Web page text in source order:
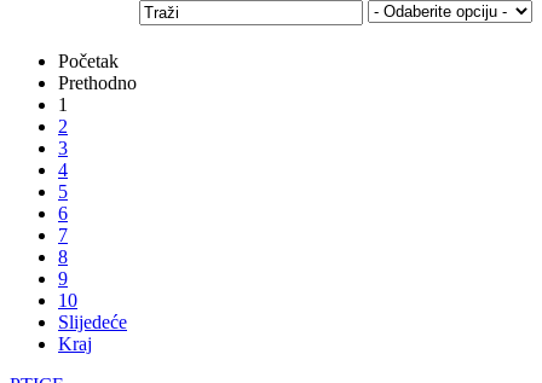
Početak
Prethodno
1
2
3
4
5
6
7
8
9
10
Slijedeće
Kraj